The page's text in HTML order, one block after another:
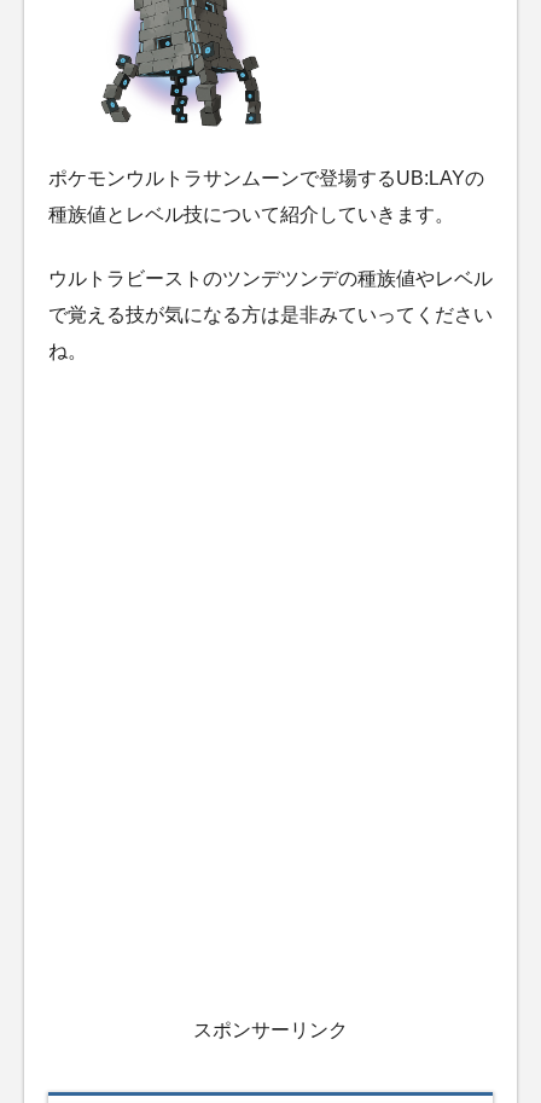
ポケモンウルトラサンムーンで登場するUB:LAYの
種族値とレベル技について紹介していきます。
ウルトラビーストのツンデツンデの種族値やレベル
で覚える技が気になる方は是非みていってください
ね。
スポンサーリンク